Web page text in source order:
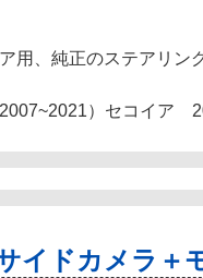
用、純正のステアリ
）セコイア
イドカメラ＋